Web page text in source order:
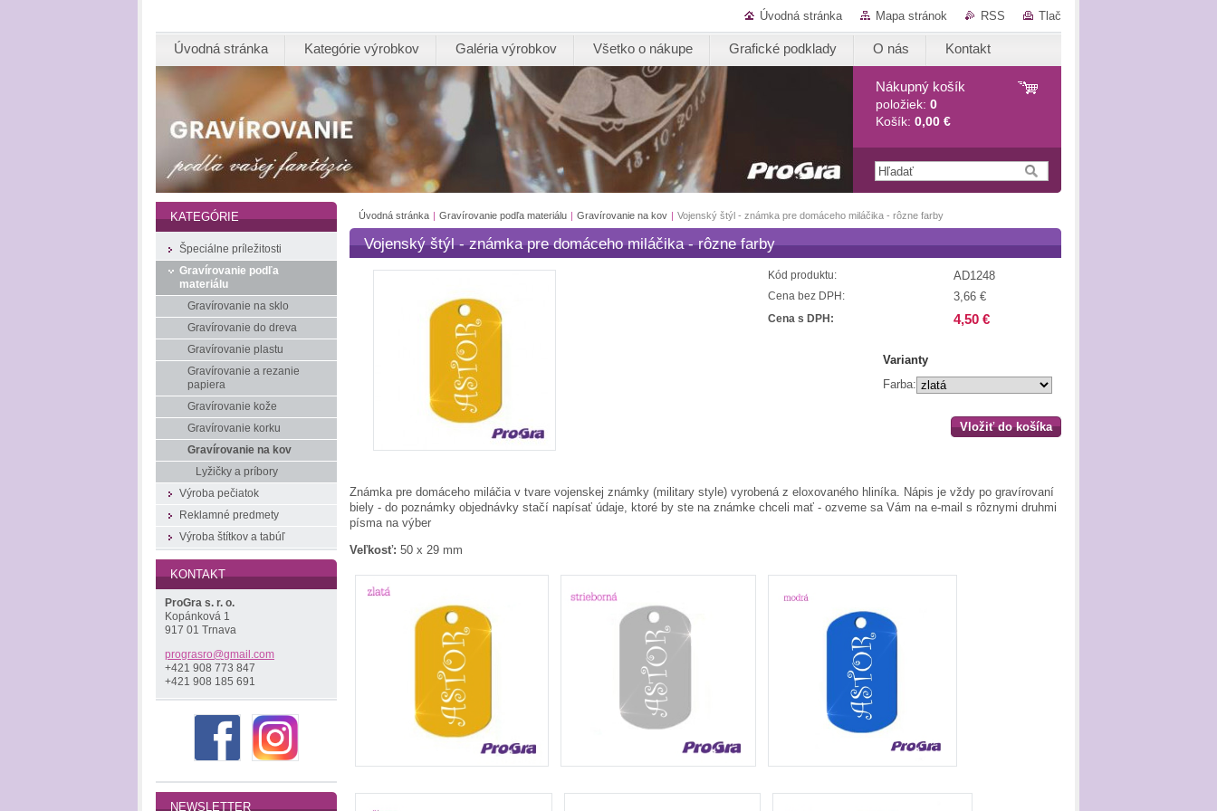
Úvodná stránka Mapa stránok RSS Tlač
Úvodná stránka Kategórie výrobkov Galéria výrobkov Všetko o nákupe Grafické podklady O nás Kontakt
Nákupný košík
položiek: 0
Košík: 0,00 €
Úvodná stránka | Gravírovanie podľa materiálu | Gravírovanie na kov | Vojenský štýl - známka pre domáceho miláčika - rôzne farby
Vojenský štýl - známka pre domáceho miláčika - rôzne farby
Kód produktu: AD1248
Cena bez DPH: 3,66 €
Cena s DPH: 4,50 €
Varianty
Farba:
Vložiť do košíka
Známka pre domáceho miláčia v tvare vojenskej známky (military style) vyrobená z eloxovaného hliníka. Nápis je vždy po gravírovaní
biely - do poznámky objednávky stačí napísať údaje, ktoré by ste na známke chceli mať - ozveme sa Vám na e-mail s rôznymi druhmi
písma na výber
Veľkosť: 50 x 29 mm
KATEGÓRIE
Špeciálne príležitosti
Gravírovanie podľa
materiálu
Gravírovanie na sklo
Gravírovanie do dreva
Gravírovanie plastu
Gravírovanie a rezanie
papiera
Gravírovanie kože
Gravírovanie korku
Gravírovanie na kov
Lyžičky a príbory
Výroba pečiatok
Reklamné predmety
Výroba štítkov a tabúľ
KONTAKT
ProGra s. r. o.
Kopánková 1
917 01 Trnava
prograsro@gmail. com
+421 908 773 847
+421 908 185 691
NEWSLETTER